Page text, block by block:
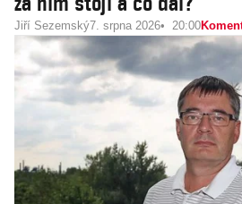
Jiří Sezemský7. srpna 2026 20:00